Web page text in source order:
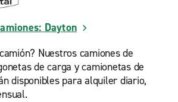
Dayton
Nuestros camiones de
de carga y camionetas de
disponibles para alquiler diario,